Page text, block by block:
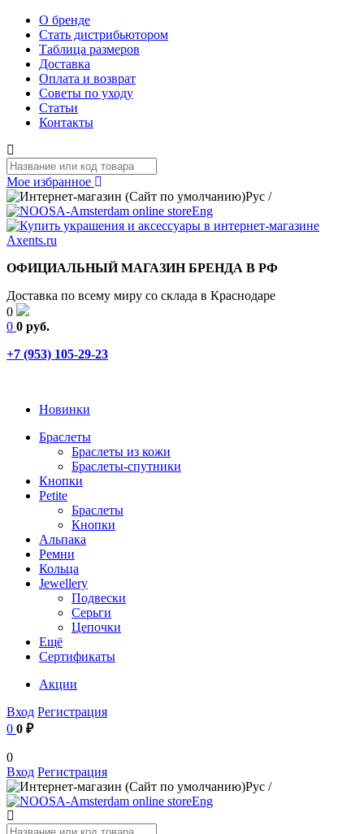
О бренде
Стать дистрибьютором
Таблица размеров
Доставка
Оплата и возврат
Советы по уходу
Статьи
Контакты
Мое избранное
Рус /
Eng
ОФИЦИАЛЬНЫЙ МАГАЗИН БРЕНДА В РФ
Доставка по всему миру со склада в Краснодаре
0
0 0 руб.
+7 (953) 105-29-23
Новинки
Браслеты
Браслеты из кожи
Браслеты-спутники
Кнопки
Petite
Браслеты
Кнопки
Альпака
Ремни
Кольца
Jewellery
Подвески
Серьги
Цепочки
Ещё
Сертификаты
Акции
Вход Регистрация
0 0 ₽
0
Вход Регистрация
Рус /
Eng